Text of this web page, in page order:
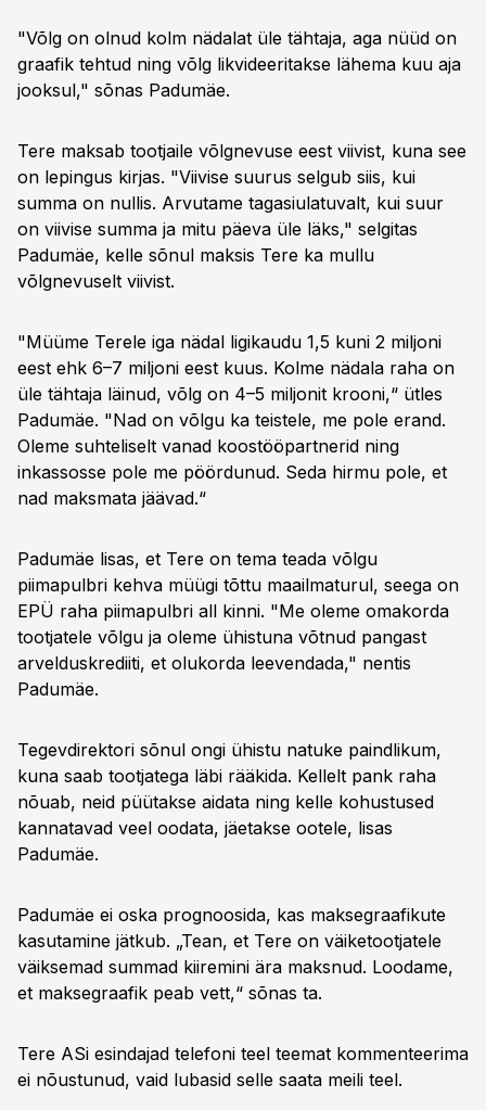
"Võlg on olnud kolm nädalat üle tähtaja, aga nüüd on
graafik tehtud ning võlg likvideeritakse lähema kuu aja
jooksul," sõnas Padumäe.
Tere maksab tootjaile võlgnevuse eest viivist, kuna see
on lepingus kirjas. "Viivise suurus selgub siis, kui
summa on nullis. Arvutame tagasiulatuvalt, kui suur
on viivise summa ja mitu päeva üle läks," selgitas
Padumäe, kelle sõnul maksis Tere ka mullu
võlgnevuselt viivist.
"Müüme Terele iga nädal ligikaudu 1,5 kuni 2 miljoni
eest ehk 6–7 miljoni eest kuus. Kolme nädala raha on
üle tähtaja läinud, võlg on 4–5 miljonit krooni,“ ütles
Padumäe. "Nad on võlgu ka teistele, me pole erand.
Oleme suhteliselt vanad koostööpartnerid ning
inkassosse pole me pöördunud. Seda hirmu pole, et
nad maksmata jäävad.“
Padumäe lisas, et Tere on tema teada võlgu
piimapulbri kehva müügi tõttu maailmaturul, seega on
EPÜ raha piimapulbri all kinni. "Me oleme omakorda
tootjatele võlgu ja oleme ühistuna võtnud pangast
arvelduskrediiti, et olukorda leevendada," nentis
Padumäe.
Tegevdirektori sõnul ongi ühistu natuke paindlikum,
kuna saab tootjatega läbi rääkida. Kellelt pank raha
nõuab, neid püütakse aidata ning kelle kohustused
kannatavad veel oodata, jäetakse ootele, lisas
Padumäe.
Padumäe ei oska prognoosida, kas maksegraafikute
kasutamine jätkub. „Tean, et Tere on väiketootjatele
väiksemad summad kiiremini ära maksnud. Loodame,
et maksegraafik peab vett,“ sõnas ta.
Tere ASi esindajad telefoni teel teemat kommenteerima
ei nõustunud, vaid lubasid selle saata meili teel.